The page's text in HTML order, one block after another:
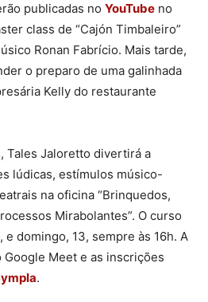
publicadas no YouTube no
class de “Cajón Timbaleiro”
Ronan Fabrício. Mais tarde,
o preparo de uma galinhada
Kelly do restaurante
Tales Jaloretto divertirá a
lúdicas, estímulos músico-
na oficina “Brinquedos,
Mirabolantes”. O curso
e domingo, 13, sempre às 16h. A
Meet e as inscrições
.